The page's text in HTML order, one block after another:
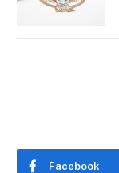
Facebook